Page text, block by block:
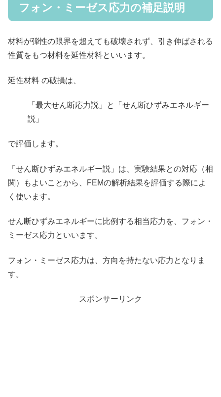
フォン・ミーゼス応力の補足説明
材料が弾性の限界を超えても破壊されず、引き伸ばされる
性質をもつ材料を延性材料といいます。
延性材料 の破損は、
「最大せん断応力説」と「せん断ひずみエネルギー
説」
で評価します。
「せん断ひずみエネルギー説」は、実験結果との対応（相
関）もよいことから、FEMの解析結果を評価する際によ
く使います。
せん断ひずみエネルギーに比例する相当応力を、フォン・
ミーゼス応力といいます。
フォン・ミーゼス応力は、方向を持たない応力となりま
す。
スポンサーリンク